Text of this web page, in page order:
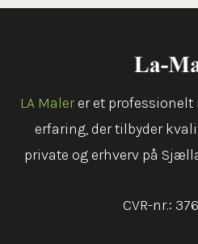
LA Malerer et professionelt
erfaring, der tilbyder
private og erhverv på
CVR-nr.: